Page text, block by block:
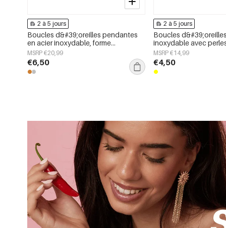
2 à 5 jours
Boucles d&#39;oreilles pendantes
en acier inoxydable, forme
géométrique, collection simple pour
le quotidien, bijoux pour femmes
MSRP €20,99
€6,50
2 à 5 jours
Boucles
inoxydable avec
poisson, collection
mignonne pour tous
pour femmes
MSRP €14,99
€4,50